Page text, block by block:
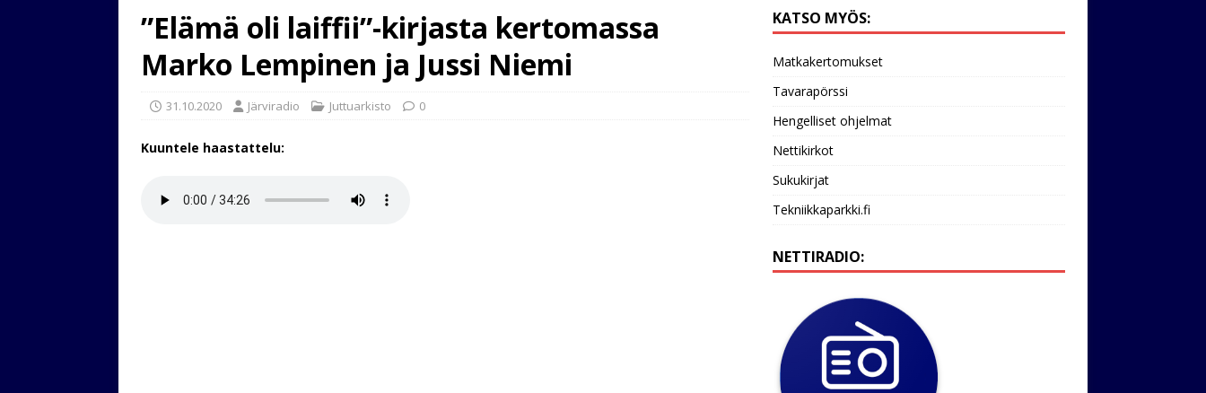
”Elämä oli laiffii”-kirjasta kertomassa
Marko Lempinen ja Jussi Niemi
31.10.2020 Järviradio Juttuarkisto 0
Kuuntele haastattelu:
KATSO MYÖS:
Matkakertomukset
Tavarapörssi
Hengelliset ohjelmat
Nettikirkot
Sukukirjat
Tekniikkaparkki.fi
NETTIRADIO: